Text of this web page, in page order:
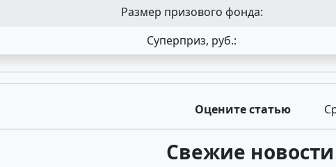
Размер призового фонда:
Суперприз, руб.:
Оцените статью
Свежие